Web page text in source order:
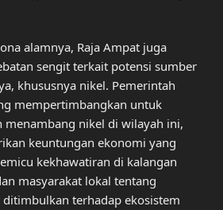
alamnya, Raja Ampat juga
sengit terkait potensi sumber
khususnya nikel. Pemerintah
mempertimbangkan untuk
menambang nikel di wilayah ini,
keuntungan ekonomi yang
kekhawatiran di kalangan
masyarakat lokal tentang
terhadap ekosistem